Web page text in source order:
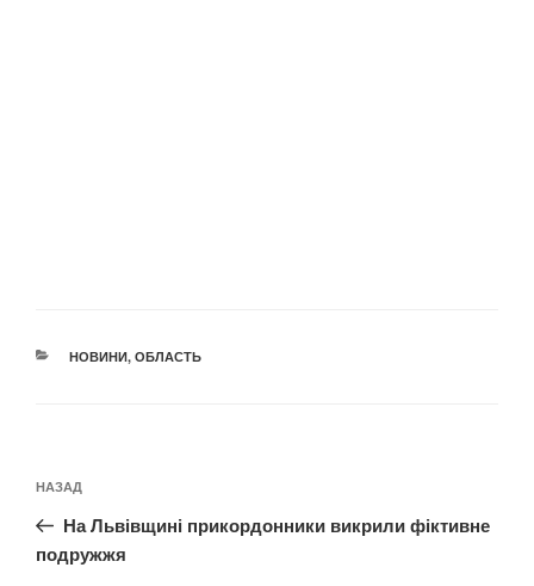
КАТЕГОРІЇ
НОВИНИ, ОБЛАСТЬ
записів
Попередній
запис:
НАЗАД
На Львівщині прикордонники викрили фіктивне
подружжя